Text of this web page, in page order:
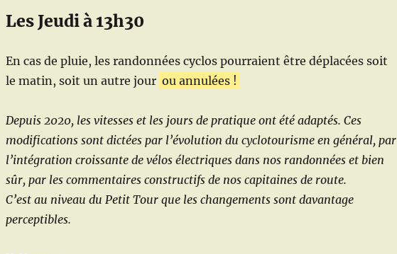
Les Jeudi à 13h30
En cas de pluie, les randonnées cyclos pourraient être déplacées soit
le matin, soit un autre jour ou annulées !
Depuis 2020, les vitesses et les jours de pratique ont été adaptés. Ces
modifications sont dictées par l’évolution du cyclotourisme en général, par
l’intégration croissante de vélos électriques dans nos randonnées et bien
sûr, par les commentaires constructifs de nos capitaines de route.
C’est au niveau du Petit Tour que les changements sont davantage
perceptibles.